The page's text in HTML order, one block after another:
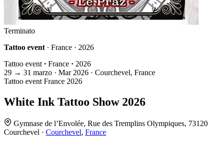
Terminato
Tattoo event · France · 2026
Tattoo event · France · 2026
29 → 31 marzo · Mar 2026 · Courchevel, France
Tattoo event France 2026
White Ink Tattoo Show 2026
Gymnase de l’Envolée, Rue des Tremplins Olympiques, 73120
Courchevel · Courchevel, France